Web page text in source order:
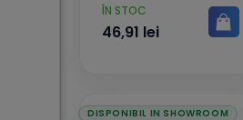
PRET
ÎN STOC
46,91 lei
DISPONIBIL IN SHOWROOM